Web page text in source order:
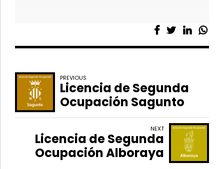
PREVIOUS
Licencia de Segunda
Ocupación Sagunto
NEXT
Licencia de Segunda
Ocupación Alboraya